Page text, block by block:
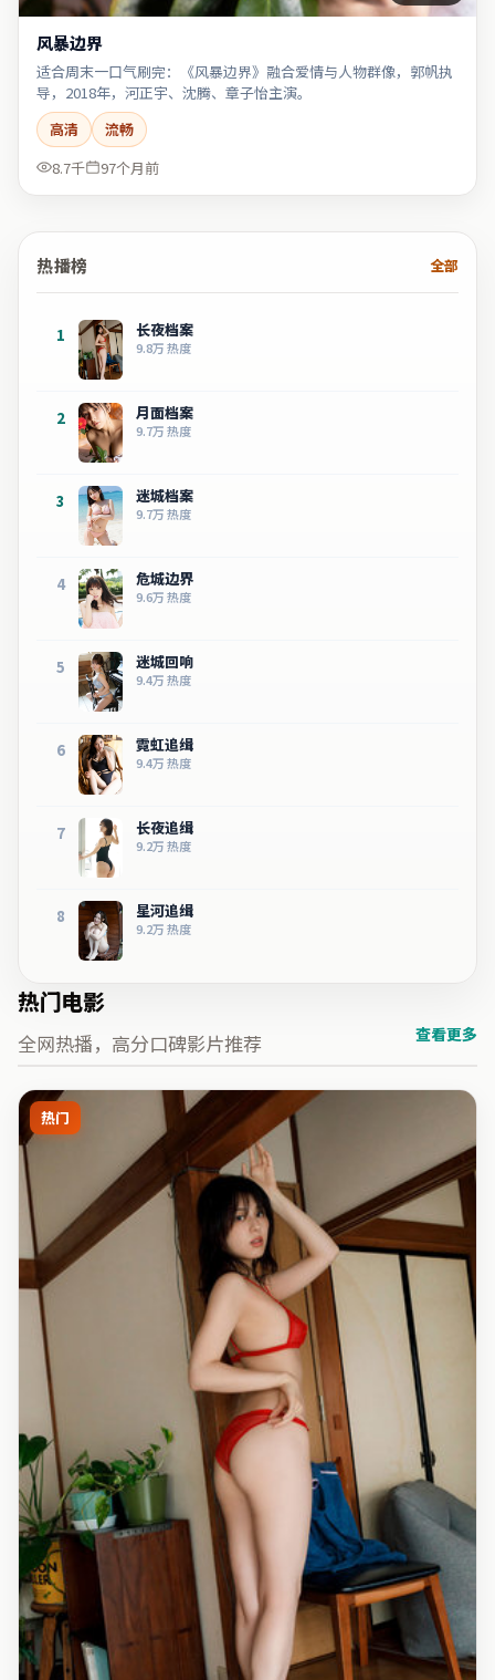
风暴边界
适合周末一口气刷完：《风暴边界》融合爱情与人物群像，郭帆执
导，2018年，河正宇、沈腾、章子怡主演。
高清
流畅
8.7千
97个月前
热播榜 全部
1 长夜档案
9.8万热度
2 月面档案
9.7万热度
3 迷城档案
9.7万热度
4 危城边界
9.6万热度
5 迷城回响
9.4万热度
6 霓虹追缉
9.4万热度
7 长夜追缉
9.2万热度
8 星河追缉
9.2万热度
热门电影
全网热播，高分口碑影片推荐 查看更多
热门